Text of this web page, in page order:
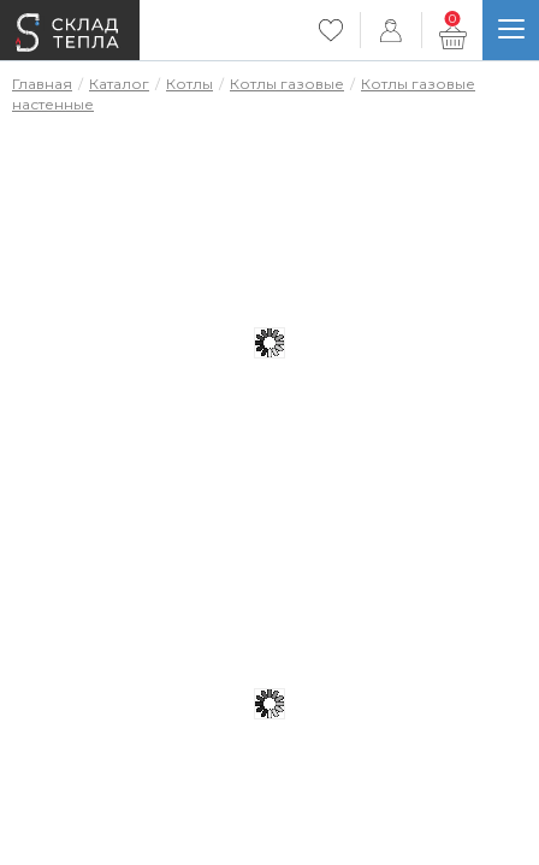
0
Главная Каталог Котлы Котлы газовые
Котлы газовые
настенные